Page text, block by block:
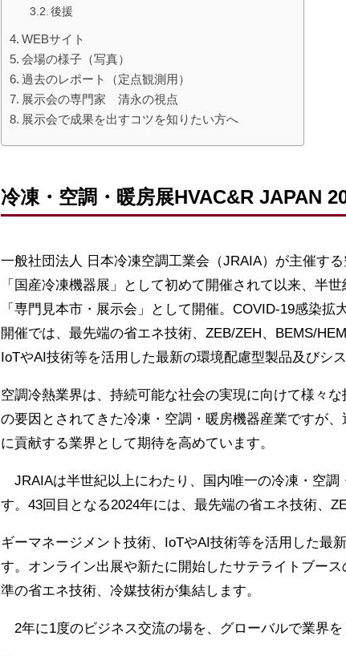
後援
WEBサイト
会場の様子（写真）
過去のレポート（定点観測用）
展示会の専門家 清永の視点
展示会で成果を出すコツを知りたい方へ
冷凍・空調・暖房展HVAC&R JAPAN
一般社団法人 日本冷凍空調工業会（JRAIA）が主催す
「国産冷凍機器展」として初めて開催されて以来、半
「専門見本市・展示会」として開催。COVID-19感染
開催では、最先端の省エネ技術、ZEB/ZEH、BEMS/
IoTやAI技術等を活用した最新の環境配慮型製品及びシ
空調冷熱業界は、持続可能な社会の実現に向けて様々
の要因とされてきた冷凍・空調・暖房機器産業ですが
に貢献する業界として期待を高めています。
JRAIAは半世紀以上にわたり、国内唯一の冷凍・空調
す。43回目となる2024年には、最先端の省エネ技術、
ギーマネージメント技術、IoTやAI技術等を活用した最
す。オンライン出展や新たに開始したサテライトブー
準の省エネ技術、冷媒技術が集結します。
2年に1度のビジネス交流の場を、グローバルで業界を